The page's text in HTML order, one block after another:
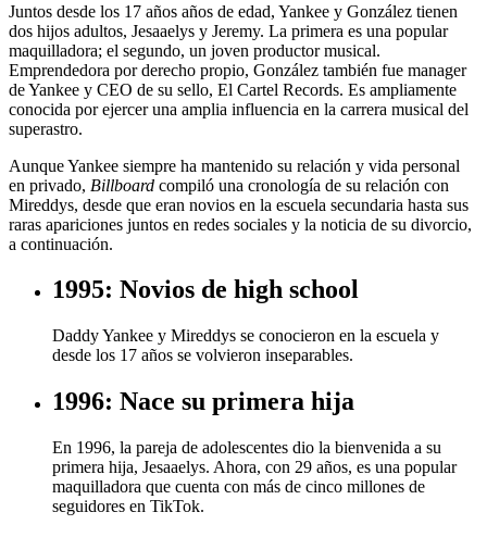
Juntos desde los 17 años años de edad, Yankee y González tienen
dos hijos adultos, Jesaaelys y Jeremy. La primera es una popular
maquilladora; el segundo, un joven productor musical.
Emprendedora por derecho propio, González también fue manager
de Yankee y CEO de su sello, El Cartel Records. Es ampliamente
conocida por ejercer una amplia influencia en la carrera musical del
superastro.
Aunque Yankee siempre ha mantenido su relación y vida personal
en privado, Billboard compiló una cronología de su relación con
Mireddys, desde que eran novios en la escuela secundaria hasta sus
raras apariciones juntos en redes sociales y la noticia de su divorcio,
a continuación.
1995: Novios de high school
Daddy Yankee y Mireddys se conocieron en la escuela y
desde los 17 años se volvieron inseparables.
1996: Nace su primera hija
En 1996, la pareja de adolescentes dio la bienvenida a su
primera hija, Jesaaelys. Ahora, con 29 años, es una popular
maquilladora que cuenta con más de cinco millones de
seguidores en TikTok.